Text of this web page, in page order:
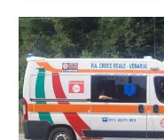
Angela Pastore